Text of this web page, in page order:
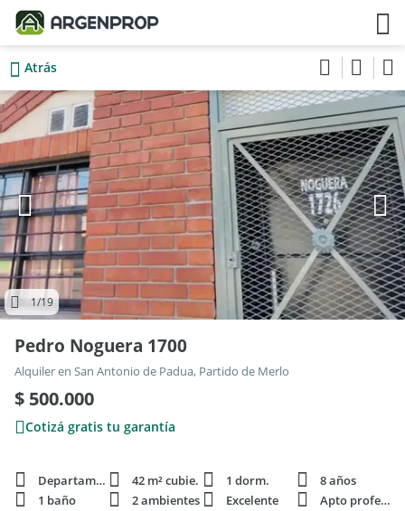
Atrás
1/19
Pedro Noguera 1700
Alquiler en San Antonio de Padua, Partido de Merlo
$ 500.000
Cotizá gratis tu garantía
Departamento 42 m² cubie. 1 dorm.
8 años
1 baño
2 ambientes Excelente
Apto profesi.